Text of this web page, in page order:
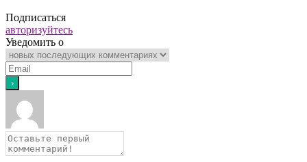
Подписаться
авторизуйтесь
Уведомить о